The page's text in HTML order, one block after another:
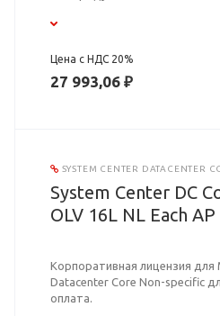
Цена с НДС 20%
27 993,06 ₽
SYSTEM CENTER DATACENTER
System Center DC
OLV 16L NL Each AP
Корпоративная лицензия для
Datacenter Core Non-specific
оплата.